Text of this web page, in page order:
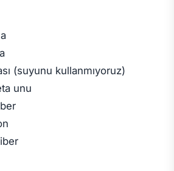
(suyunu kullanmıyoruz)
unu